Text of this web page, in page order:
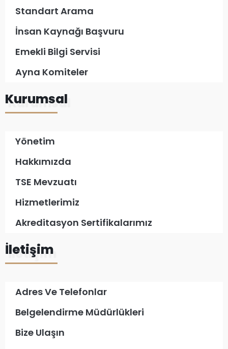
Standart Arama
İnsan Kaynağı Başvuru
Emekli Bilgi Servisi
Ayna Komiteler
Kurumsal
Yönetim
Hakkımızda
TSE Mevzuatı
Hizmetlerimiz
Akreditasyon Sertifikalarımız
İletişim
Adres Ve Telefonlar
Belgelendirme Müdürlükleri
Bize Ulaşın